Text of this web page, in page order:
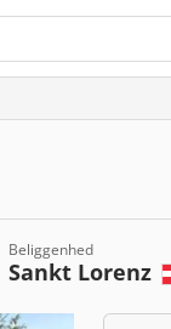
Beliggenhed
Sankt Lorenz